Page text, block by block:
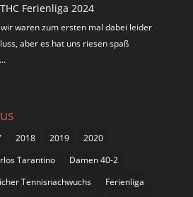
Ferienliga 2024
waren zum ersten mal dabei leider
aber es hat uns riesen spaß
2018 2019
2020
Tarantino
Damen 40-2
Tennisnachwuchs
Ferienliga